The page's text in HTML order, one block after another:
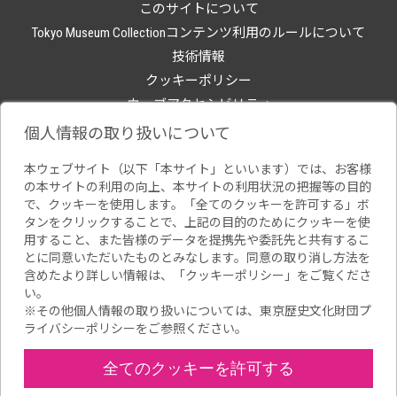
このサイトについて
Tokyo Museum Collectionコンテンツ利用のルールについて
技術情報
クッキーポリシー
ウェブアクセシビリティ
関連サイト
Copyright(C) Tokyo Metropolitan Foundation for History and Culture.All
rights reserved.
個人情報の取り扱いについて
本ウェブサイト（以下「本サイト」といいます）では、お客様
の本サイトの利用の向上、本サイトの利用状況の把握等の目的
で、クッキーを使用します。「全てのクッキーを許可する」ボ
タンをクリックすることで、上記の目的のためにクッキーを使
用すること、また皆様のデータを提携先や委託先と共有するこ
とに同意いただいたものとみなします。同意の取り消し方法を
含めたより詳しい情報は、「 クッキーポリシー 」をご覧くださ
い。
※その他個人情報の取り扱いについては、 東京歴史文化財団プ
ライバシーポリシーをご参照ください。
全てのクッキーを許可する